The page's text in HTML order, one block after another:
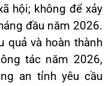
hội; không để xảy
đầu năm 2026.
quả và hoàn thành
tác năm 2026,
an tỉnh yêu cầu